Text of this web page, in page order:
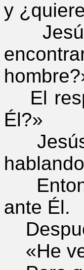
y
Jesús
El
Él?»
Jesús
ante Él.
«He